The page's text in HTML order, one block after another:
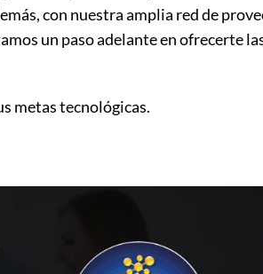
con nuestra amplia red de
un paso adelante en ofrecerte
metas tecnológicas.